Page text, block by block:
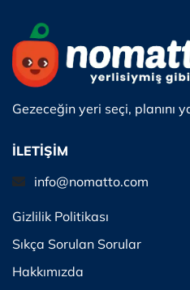
Gezeceğin yeri seçi, planını
İLETİŞİM
info@nomatto.com
Gizlilik Politikası
Sıkça Sorulan Sorular
Hakkımızda